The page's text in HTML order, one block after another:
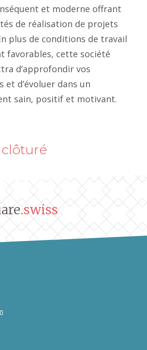
et moderne offrant
de réalisation de projets
plus de conditions de travail
favorables, cette société
d’approfondir vos
et d’évoluer dans un
sain, positif et motivant.
.swiss